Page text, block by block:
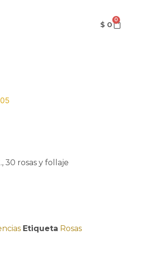
$ 0 0
30 rosas y follaje
Etiqueta Rosas